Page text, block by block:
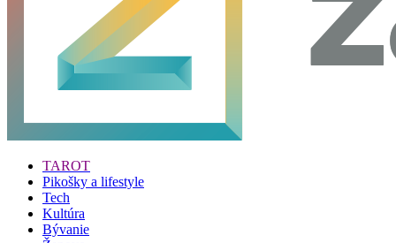
TAROT
Pikošky a lifestyle
Tech
Kultúra
Bývanie